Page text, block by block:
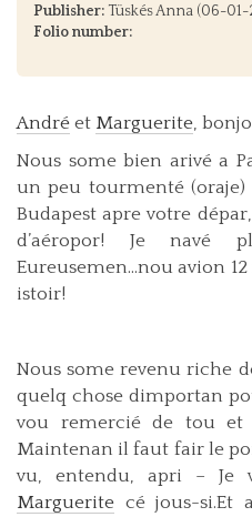
Publisher: Tüskés Anna (06-01-
Folio number:
André et Marguerite,
Nous some bien arivé a
un peu tourmenté
Budapest apre votre
d’aéropor! Je navé
Eureusemen…nou avion
istoir!
Nous some revenu riche
quelq chose dimportan
vou remercié de tou
Maintenan il faut fair le
vu, entendu, apri – Je
Marguerite cé jous-si.Et